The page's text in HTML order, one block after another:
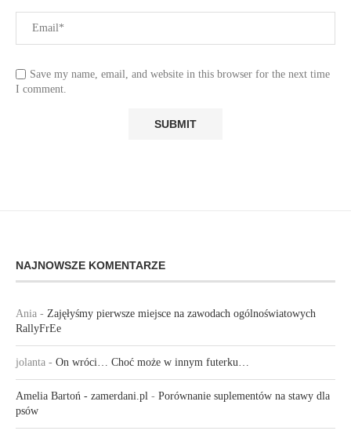
Save my name, email, and website in this browser for the next time
I comment.
NAJNOWSZE KOMENTARZE
Ania - Zajęłyśmy pierwsze miejsce na zawodach ogólnoświatowych
RallyFrEe
jolanta - On wróci… Choć może w innym futerku…
Amelia Bartoń - zamerdani.pl - Porównanie suplementów na stawy dla
psów